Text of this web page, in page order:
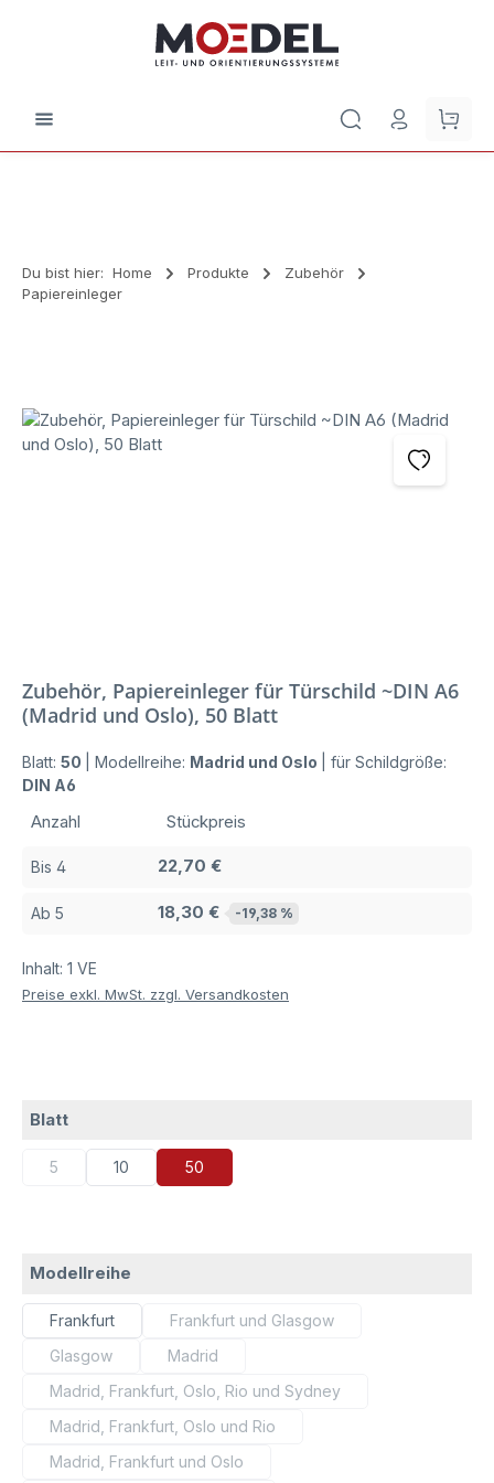
Zum Hauptinhalt springen
Du bist hier: Home Produkte
Zubehör
Papiereinleger
Bildergalerie überspringen
Zubehör, Papiereinleger für Türschild ~DIN A6
(Madrid und Oslo), 50 Blatt
Blatt: 50 Modellreihe: Madrid und Oslo
für Schildgröße:
DIN A6
Anzahl Stückpreis
Bis 4 22,70 €
Ab 5 18,30 € -19,38 %
Inhalt: 1 VE
Preise exkl. MwSt. zzgl. Versandkosten
Blattauswählen
5
(Diese Option ist zurzeit nicht verfügbar.)
10 50
Modellreihe
Frankfurt Frankfurt und Glasgow
(Diese Option ist zurzeit nicht
Glasgow
(Diese Option ist zurzeit nicht verfügbar.)
Madrid
Madrid, Frankfurt, Oslo, Rio und Sydney
(Diese Option ist zurzeit nicht verfügbar.)
Madrid, Frankfurt, Oslo und Rio
(Diese Option ist zurzeit nicht verfügbar.)
Madrid, Frankfurt und Oslo